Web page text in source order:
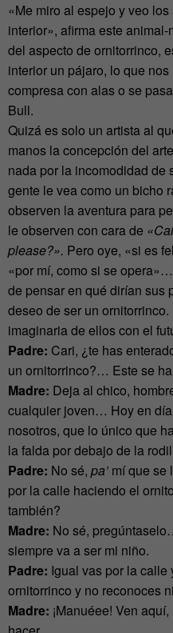
«Me miro al espejo y veo
interior», afirma este
del aspecto de ornitorrinco,
interior un pájaro, lo que
compresa con alas o se
Bull.
Quizá es solo un artista al
manos la concepción del
nada por la incomodidad de
gente le vea como un bicho
observen la aventura para
le observen con cara de
please?». Pero oye, «si es
«por mí, como si se
de pensar en qué dirían sus
deseo de ser un
imaginaria de ellos con el
Padre: Cari, ¿te has
un ornitorrinco?… Este se
Madre: Deja al chico,
cualquier joven… Hoy en
nosotros, que lo único que
la falda por debajo de la
Padre: No sé, pa’ mí que se
por la calle haciendo el
también?
Madre: No sé,
siempre va a ser mi niño.
Padre: Igual vas por la calle
ornitorrinco y no reconoces
Madre: ¡Manuéee! Ven